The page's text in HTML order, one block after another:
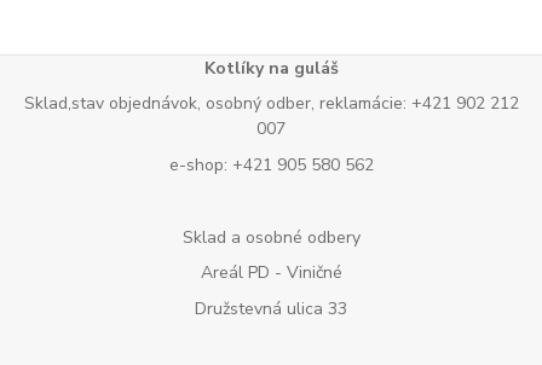
Kotlíky na guláš
Sklad,stav objednávok, osobný odber, reklamácie: +421 902 212
007
e-shop: +421 905 580 562
Sklad a osobné odbery
Areál PD - Viničné
Družstevná ulica 33